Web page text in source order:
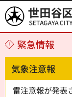
世田谷区
緊急情報
気象注意報
雷注意報が発表